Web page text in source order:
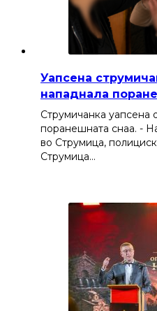
Уапсена
нападнала
Струмичанка уапсена
поранешната снаа. -
во Струмица,
Струмица…